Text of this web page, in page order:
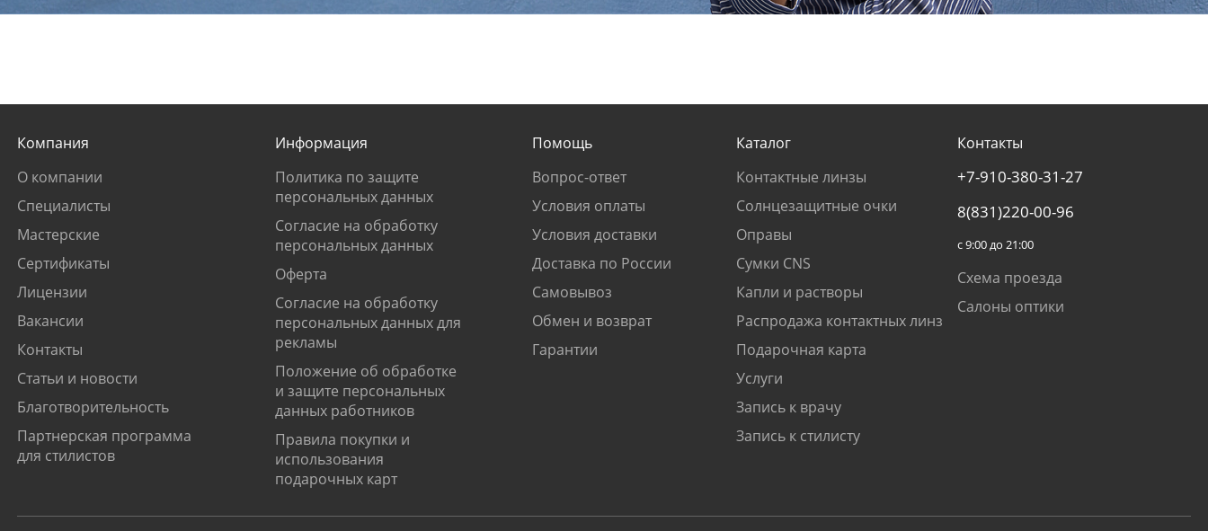
Компания
О компании
Специалисты
Мастерские
Сертификаты
Лицензии
Вакансии
Контакты
Статьи и новости
Благотворительность
Партнерская программа
для стилистов
Информация
Политика по защите
персональных данных
Согласие на обработку
персональных данных
Оферта
Согласие на обработку
персональных данных для
рекламы
Положение об обработке
и защите персональных
данных работников
Правила покупки и
использования
подарочных карт
Помощь
Вопрос-ответ
Условия оплаты
Условия доставки
Доставка по России
Самовывоз
Обмен и возврат
Гарантии
Каталог
Контактные линзы
Солнцезащитные очки
Оправы
Сумки CNS
Капли и растворы
Распродажа контактных линз
Подарочная карта
Услуги
Запись к врачу
Запись к стилисту
Контакты
+7-910-380-31-27
8(831)220-00-96
с 9:00 до 21:00
Схема проезда
Салоны оптики